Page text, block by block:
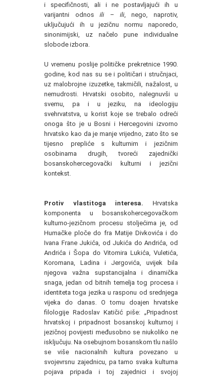
i specifičnosti, ali i ne postavljajući ih u
varijantni odnosili – ili, nego, naprotiv,
uključujući ih u jezičnu normu naporedo,
sinonimijski, uz načelo pune individualne
slobode izbora.
U vremenu poslije političke prekretnice 1990.
godine, kod nas su se i političari i stručnjaci,
uz malobrojne izuzetke, takmičili, nažalost, u
nemudrosti. Hrvatski osobito, nalegnuvši u
svemu, pa i u jeziku, na ideologiju
svehrvatstva, u korist koje se trebalo odreći
onoga što je u Bosni i Hercegovini izvorno
hrvatsko kao da je manje vrijedno, zato što se
tijesno prepliće s kulturnim i jezičnim
osobinama drugih, tvoreći zajednički
bosanskohercegovački kulturni i jezični
kontekst.
Protiv vlastitoga interesa. Hrvatska
komponenta u bosanskohercegovačkom
kulturno-jezičnom procesu stoljećima je, od
Humačke ploče do fra Matije Divkovića i do
Ivana Frane Jukića, od Jukića do Andrića, od
Andrića i Šopa do Vitomira Lukića, Vuletića,
Koromana, Ladina i Jergovića, uvijek bila
njegova važna supstancijalna i dinamička
snaga, jedan od bitnih temelja tog procesa i
identiteta toga jezika u rasponu od srednjega
vijeka do danas. O tomu doajen hrvatske
filologije Radoslav Katičić piše: „Pripadnost
hrvatskoj i pripadnost bosanskoj kulturnoj i
jezičnoj povijesti međusobno se niukoliko ne
isključuju. Na osebujnom bosanskom tlu našlo
se više nacionalnih kultura povezano u
svojevrsnu zajednicu, pa tamo svaka kulturna
pojava pripada i toj zajednici i svojoj